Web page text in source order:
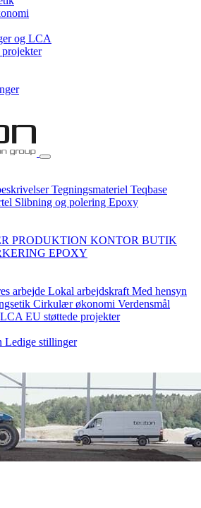
og LCA
Tegningsmateriel Teqbase
Slibning og polering Epoxy
PRODUKTION KONTOR BUTIK
EPOXY
arbejde Lokal arbejdskraft Med hensyn
Cirkulær økonomi Verdensmål
EU støttede projekter
Ledige stillinger